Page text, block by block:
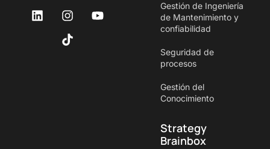
Gestión de Ingeniería
de Mantenimiento y
confiabilidad
Seguridad de
procesos
Gestión del
Conocimiento
Strategy
Brainbox